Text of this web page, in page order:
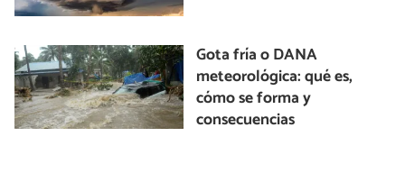
Gota fría o DANA
meteorológica: qué es,
cómo se forma y
consecuencias